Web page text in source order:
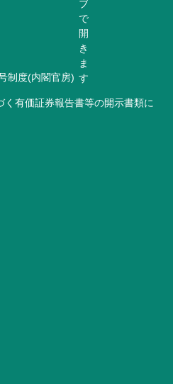
制度(内閣官房)
有価証券報告書等の開示書類に